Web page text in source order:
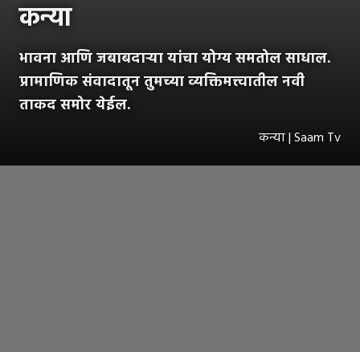
कन्या
भावना आणि जबाबदाऱ्या यांचा योग्य समतोल साधाल.
प्रामाणिक संवादातून तुमच्या व्यक्तिमत्त्वातील नवी
ताकद समोर येईल.
कन्या | Saam Tv